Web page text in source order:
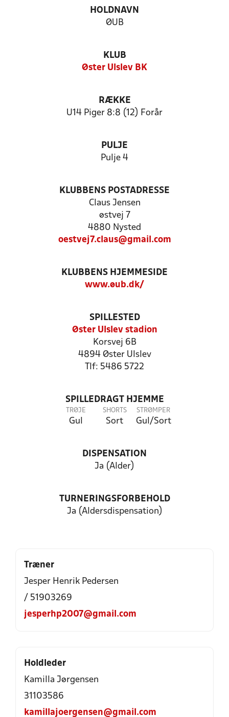
HOLDNAVN
ØUB
KLUB
Øster Ulslev BK
RÆKKE
U14 Piger 8:8 (12) Forår
PULJE
Pulje 4
KLUBBENS POSTADRESSE
Claus Jensen
østvej 7
4880 Nysted
oestvej7.claus@gmail.com
KLUBBENS HJEMMESIDE
www.øub.dk/
SPILLESTED
Øster Ulslev stadion
Korsvej 6B
4894 Øster Ulslev
Tlf: 5486 5722
SPILLEDRAGT HJEMME
TRØJE
Gul
SHORTS
Sort
STRØMPER
Gul/Sort
DISPENSATION
Ja (Alder)
TURNERINGSFORBEHOLD
Ja (Aldersdispensation)
Træner
Jesper Henrik Pedersen
/ 51903269
jesperhp2007@gmail.com
Holdleder
Kamilla Jørgensen
31103586
kamillajoergensen@gmail.com